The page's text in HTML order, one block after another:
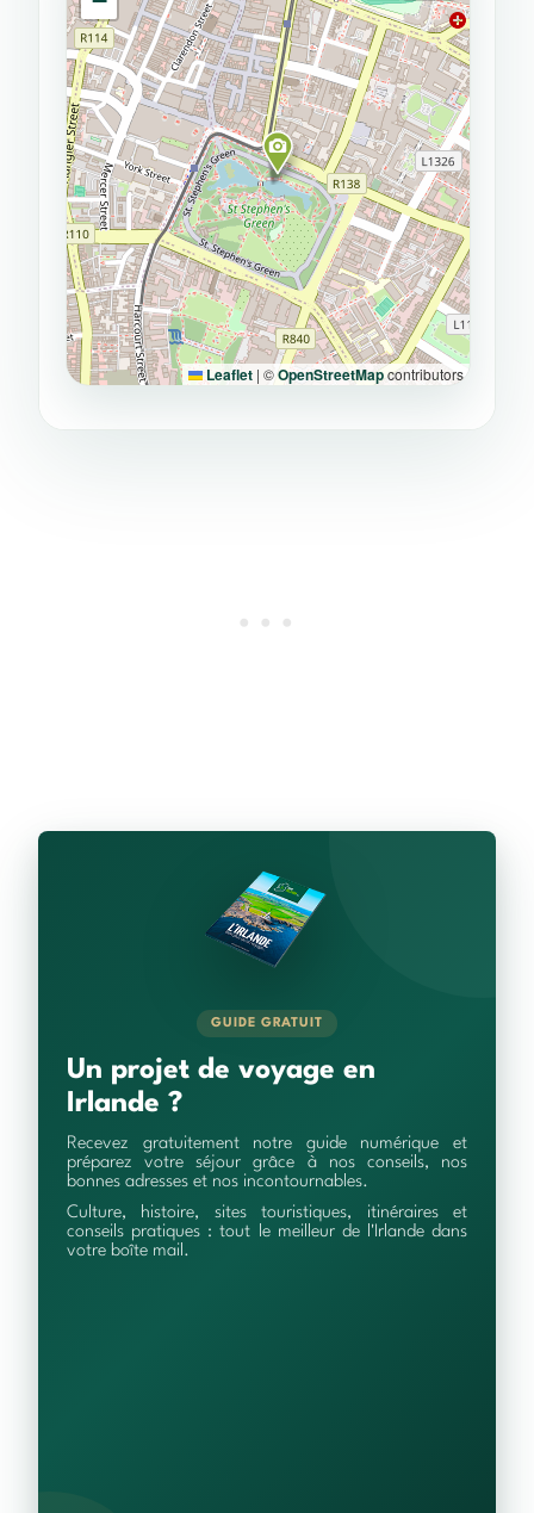
Leaflet | ©OpenStreetMapcontributors
GUIDE GRATUIT
Un projet de voyage en
Irlande ?
Recevez gratuitement notre guide numérique et
préparez votre séjour grâce à nos conseils, nos
bonnes adresses et nos incontournables.
Culture, histoire, sites touristiques, itinéraires et
conseils pratiques : tout le meilleur de l'Irlande dans
votre boîte mail.